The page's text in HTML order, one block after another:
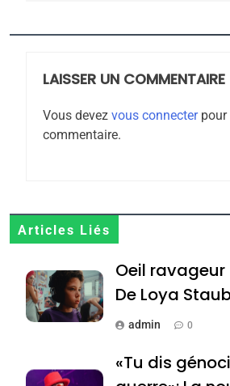
LAISSER UN COMMENTAIRE
Vous devez vous connecterpour
commentaire.
Articles Liés
Oeil
De Loya
admin 0
«Tu dis
FIÈRE,
MA
ISRAÉL JUDAISME
7
8
Tafraout, le
Azilal
du terroir
DAFINA MAROC
Oeil
De Loya